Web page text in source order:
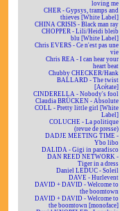
loving me
CHER - Gypsys, tramps and
thieves [White Label]
CHINA CRISIS - Black man ray
CHOPPER - Lili/Heidi bleib
blu [White Label]
Chris EVERS - Ce n'est pas une
vie
Chris REA - I can hear your
heart beat
Chubby CHECKER/Hank
BALLARD - The twist
[Acétate]
CINDERELLA - Nobody's fool
Claudia BRÜCKEN - Absolute
COLL - Pretty little girl [White
Label]
COLUCHE - La politique
(revue de presse)
DADJE MEETING TIME -
Ybo libo
DALIDA - Gigi in paradisco
DAN REED NETWORK -
Tiger in a dress
Daniel LEDUC - Soleil
DAVE - Hurlevent
DAVID + DAVID - Welcome to
the boomtown
DAVID + DAVID - Welcome to
the boomtown [monoface]